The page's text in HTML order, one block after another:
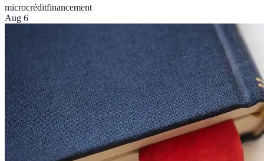
microcréditfinancement
Aug 6